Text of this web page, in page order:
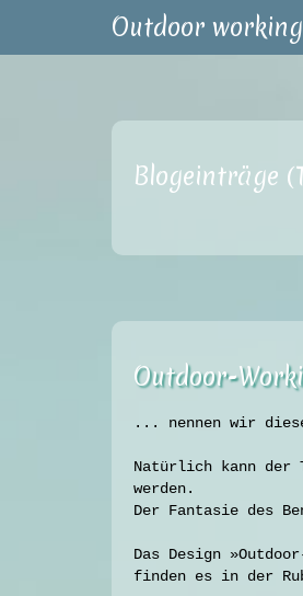
Outdoor working
Blogeinträge
Outdoor-
... nennen wir
Natürlich kann der
werden.
Der Fantasie des
Das Design
finden es in der